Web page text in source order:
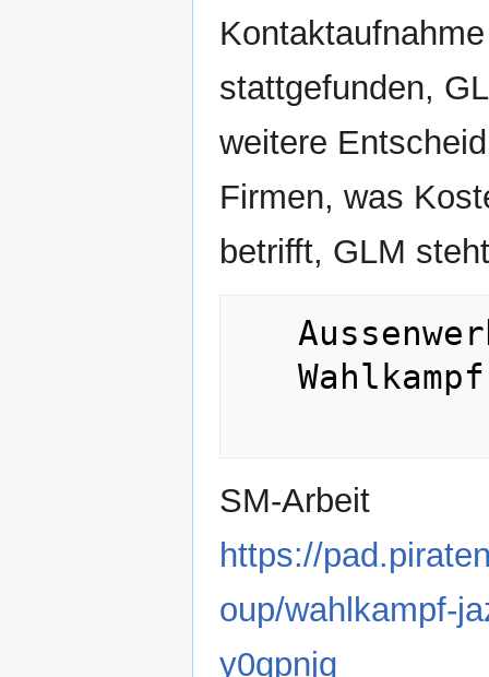
stattgefunden,
weitere
Firmen, was
betrifft, GLM
SM-Arbeit
https://
oup/wahlkampf-
y0qpnjq